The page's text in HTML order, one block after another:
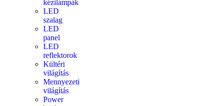
kézilámpák
LED
szalag
LED
panel
LED
reflektorok
Kültéri
világítás
Mennyezeti
világítás
Power